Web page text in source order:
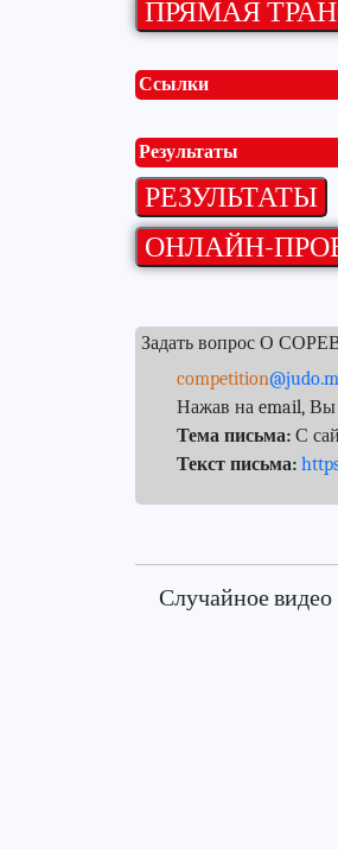
Ссылки
Результаты
Задать вопрос О
competition
Нажав на email, Вы
Тема письма: С
Текст письма:
Случайное видео